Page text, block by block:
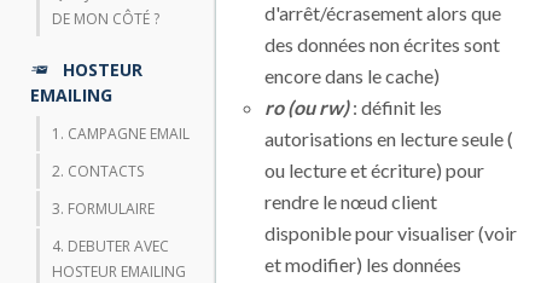
DE MON CÔTÉ ?
HOSTEUR
EMAILING
1. CAMPAGNE EMAIL
2. CONTACTS
3. FORMULAIRE
4. DEBUTER AVEC
HOSTEUR EMAILING
d'arrêt/écrasement alors que
des données non écrites sont
encore dans le cache)
ro (ou rw): définit les
autorisations en lecture seule (
ou lecture et écriture) pour
rendre le nœud client
disponible pour visualiser (voir
et modifier) les données